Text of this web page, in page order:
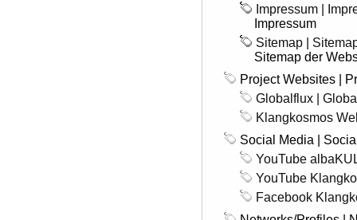
Impressum |
Impressum
Sitemap |
Sitemap der
Project Websites |
Globalflux |
Klangkosmos
Social Media |
YouTube
YouTube
Facebook